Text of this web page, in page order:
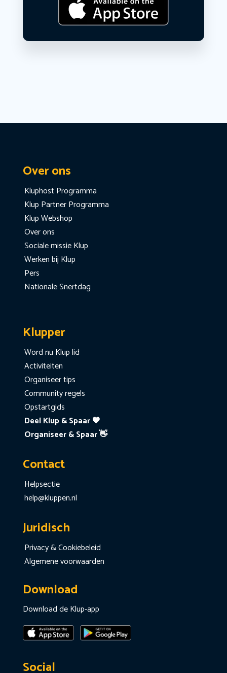
Over ons
Kluphost Programma
Klup Partner Programma
Klup Webshop
Over ons
Sociale missie Klup
Werken bij Klup
Pers
Nationale Snertdag
Klupper
Word nu Klup lid
Activiteiten
Organiseer tips
Community regels
Opstartgids
Deel Klup & Spaar 💙
Organiseer & Spaar 👋
Contact
Helpsectie
help@kluppen.nl
Juridisch
Privacy & Cookiebeleid
Algemene voorwaarden
Download
Download de Klup-app
Social